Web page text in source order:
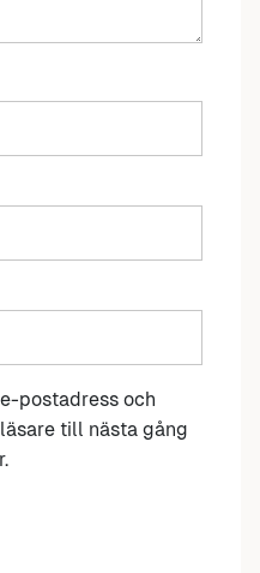
postadress och
till nästa gång